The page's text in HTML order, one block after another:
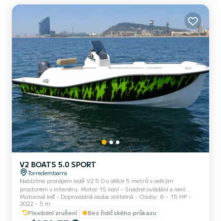
V2 BOATS 5.0 SPORT
Torredembarra
Nabízíme pronájem lodě V2 5.0 o délce 5 metrů s velkým
prostorem v interiéru. Motor 15 koní – Snadné ovládání a není
potřeba licence. Kapacita 6 osob – Ideální pro rodiny, páry nebo
skupiny přátel. Vybavení: • Stínící plachta bimini ☂️ • Schodiště do
vody 🏊 • Prostorné slunečníky na přídi Odjezdy z Torredembarra
Motorová loď Doprovodná osoba volitelná Osoby: 6
15 HP
2022
5 m
Flexibilní zrušení
Bez řidičského průkazu